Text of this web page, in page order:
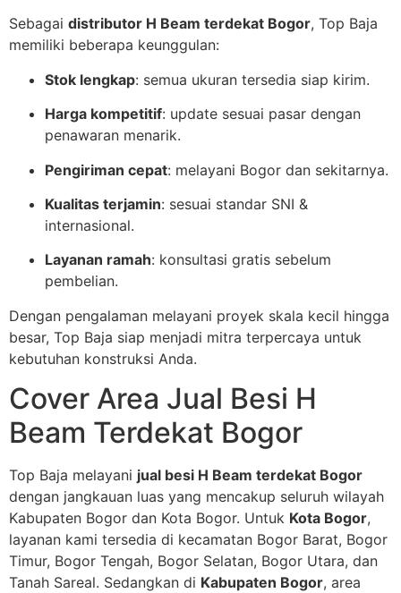
Sebagai distributor H Beam terdekat Bogor, Top Baja
memiliki beberapa keunggulan:
Stok lengkap: semua ukuran tersedia siap kirim.
Harga kompetitif: update sesuai pasar dengan
penawaran menarik.
Pengiriman cepat: melayani Bogor dan sekitarnya.
Kualitas terjamin: sesuai standar SNI &
internasional.
Layanan ramah: konsultasi gratis sebelum
pembelian.
Dengan pengalaman melayani proyek skala kecil hingga
besar, Top Baja siap menjadi mitra terpercaya untuk
kebutuhan konstruksi Anda.
Cover Area Jual Besi H
Beam Terdekat Bogor
Top Baja melayani jual besi H Beam terdekat Bogor
dengan jangkauan luas yang mencakup seluruh wilayah
Kabupaten Bogor dan Kota Bogor. Untuk Kota Bogor,
layanan kami tersedia di kecamatan Bogor Barat, Bogor
Timur, Bogor Tengah, Bogor Selatan, Bogor Utara, dan
Tanah Sareal. Sedangkan di Kabupaten Bogor, area